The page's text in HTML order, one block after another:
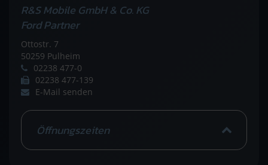
R&S Mobile GmbH & Co. KG
Ford Partner
Ottostr. 7
50259 Pulheim
02238 477-0
02238 477-139
E-Mail senden
Öffnungszeiten